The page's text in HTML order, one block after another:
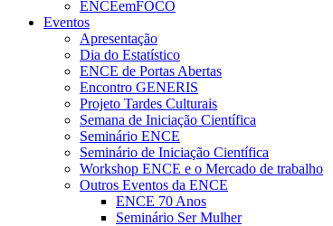
ENCEemFOCO
Eventos
Apresentação
Dia do Estatístico
ENCE de Portas Abertas
Encontro GENERIS
Projeto Tardes Culturais
Semana de Iniciação Científica
Seminário ENCE
Seminário de Iniciação Científica
Workshop ENCE e o Mercado de trabalho
Outros Eventos da ENCE
ENCE 70 Anos
Seminário Ser Mulher